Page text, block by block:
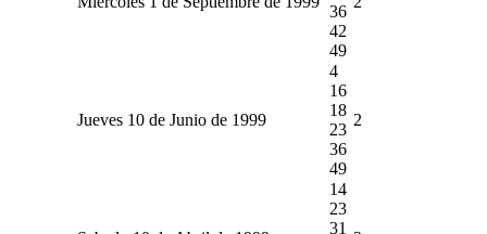
36
42
49
Jueves 10 de Junio de 1999
4
16
18
23
36
49
2
14
23
31